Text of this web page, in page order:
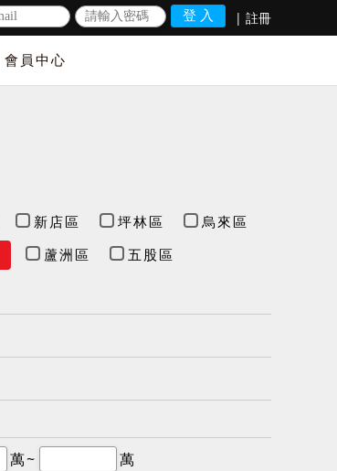
| 註冊
會員中心
新店區 坪林區
烏來區
蘆洲區
五股區
萬~
萬